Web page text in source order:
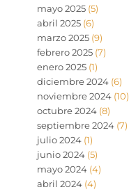
mayo 2025(5)
abril 2025(6)
marzo 2025(9)
febrero 2025(7)
enero 2025(1)
diciembre 2024(6)
noviembre 2024(10)
octubre 2024(8)
septiembre 2024(7)
julio 2024(1)
junio 2024(5)
mayo 2024(4)
abril 2024(4)